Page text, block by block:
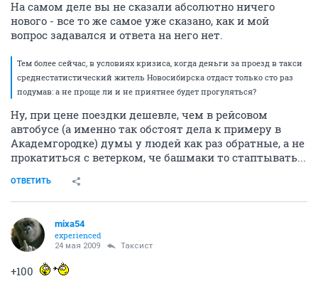
На самом деле вы не сказали абсолютно ничего
нового - все то же самое уже сказано, как и мой
вопрос задавался и ответа на него нет.
Тем более сейчас, в условиях кризиса, когда деньги за проезд в такси
среднестатистический житель Новосибирска отдаст только сто раз
подумав: а не проще ли и не приятнее будет прогуляться?
Ну, при цене поездки дешевле, чем в рейсовом
автобусе (а именно так обстоят дела к примеру в
Академгородке) думы у людей как раз обратные, а не
прокатиться с ветерком, че башмаки то стаптывать...
ОТВЕТИТЬ
mixa54
experienced
24 мая 2009 Таксист
+100